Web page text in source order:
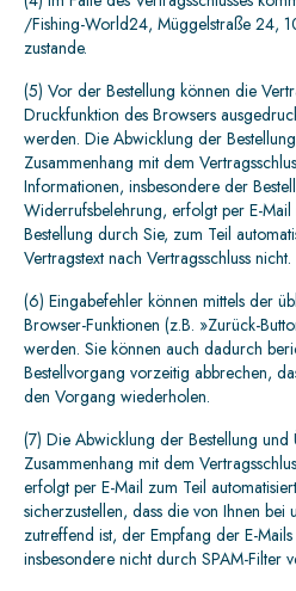
/Fishing-World24, Müggelstraße 24,
zustande.
(5) Vor der Bestellung können die
Druckfunktion des Browsers
werden. Die Abwicklung der
Zusammenhang mit dem
Informationen, insbesondere der
Widerrufsbelehrung, erfolgt per E-
Bestellung durch Sie, zum Teil
Vertragstext nach Vertragsschluss nicht.
(6) Eingabefehler können mittels der
Browser-Funktionen (z.B. »Zurück-
werden. Sie können auch dadurch
Bestellvorgang vorzeitig abbrechen,
den Vorgang wiederholen.
(7) Die Abwicklung der Bestellung und
Zusammenhang mit dem
erfolgt per E-Mail zum Teil
sicherzustellen, dass die von Ihnen bei
zutreffend ist, der Empfang der E-
insbesondere nicht durch SPAM-Filter